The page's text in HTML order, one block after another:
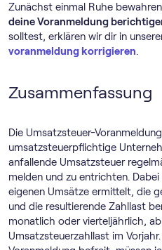
Zunächst einmal Ruhe
deine Voranmeldung
solltest, erklären wir dir in
voranmeldung korrigieren.
Zusammenfassung
Die Umsatzsteuer-
umsatzsteuerpflichtige
anfallende Umsatzsteuer
melden und zu entrichten.
eigenen Umsätze ermittelt, die
und die resultierende Zahllast
monatlich oder vierteljährlich,
Umsatzsteuerzahllast im